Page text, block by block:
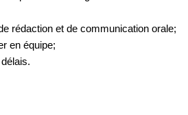
rédaction et de communication orale;
en équipe;